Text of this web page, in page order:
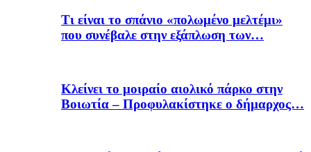
Τι είναι το σπάνιο «πολωμένο μελτέμι»
που συνέβαλε στην εξάπλωση των…
Κλείνει το μοιραίο αιολικό πάρκο στην
Βοιωτία – Προφυλακίστηκε ο δήμαρχος…